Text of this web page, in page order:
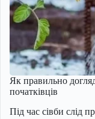
Як правильно
початківців
Під час сівби слід